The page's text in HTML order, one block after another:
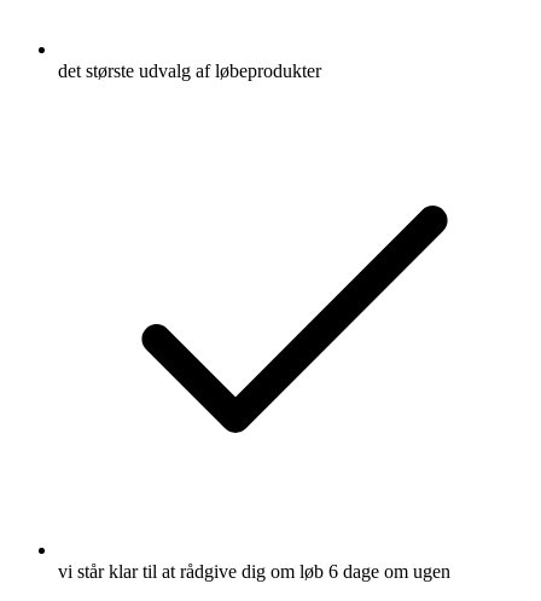
det største udvalg af løbeprodukter
vi står klar til at rådgive dig om løb 6 dage om ugen